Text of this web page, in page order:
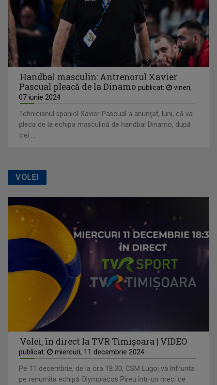
Handbal masculin: Antrenorul Xavier
Pascual pleacă de la Dinamo publicat:
vineri,
07 iunie 2024
Tehnicianul spaniol Xavier Pascual a anunţat, luni, că va
pleca de la echipa masculină de handbal Dinamo, după
trei ...
VOLEI
Volei, în direct la TVR Timișoara | VIDEO
publicat: miercuri, 11 decembrie 2024
Pe 11 decembrie, de la ora 18:30, CSM Lugoj va înfrunta
pe renumita echipă Olympiacos Pireu într-un meci ce